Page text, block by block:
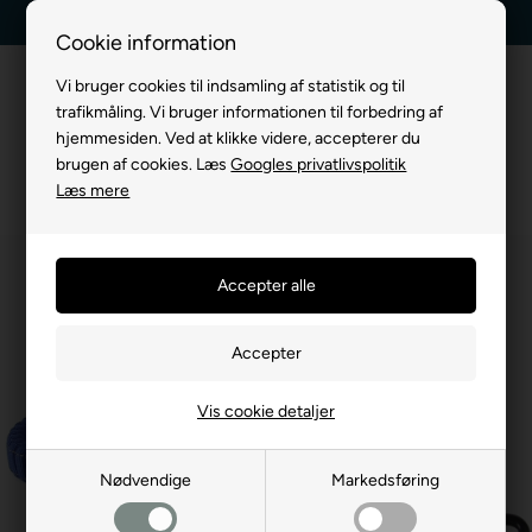
Cookie information
Vi bruger cookies til indsamling af statistik og til
trafikmåling. Vi bruger informationen til forbedring af
hjemmesiden. Ved at klikke videre, accepterer du
brugen af cookies. LæsGoogles privatlivspolitik
Læs mere
Nødvendige Markedsføring
Vis cookie detaljer